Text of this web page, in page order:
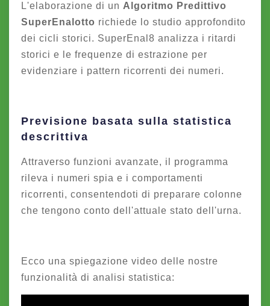
L'elaborazione di un Algoritmo Predittivo
SuperEnalotto richiede lo studio approfondito
dei cicli storici. SuperEnal8 analizza i ritardi
storici e le frequenze di estrazione per
evidenziare i pattern ricorrenti dei numeri.
Previsione basata sulla statistica
descrittiva
Attraverso funzioni avanzate, il programma
rileva i numeri spia e i comportamenti
ricorrenti, consentendoti di preparare colonne
che tengono conto dell'attuale stato dell'urna.
Ecco una spiegazione video delle nostre
funzionalità di analisi statistica: